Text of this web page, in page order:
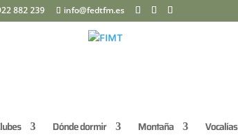
882 239 info@fedtfm.es
Dónde dormir Montaña Vocalías